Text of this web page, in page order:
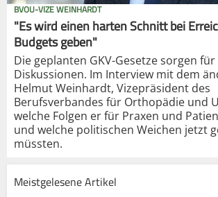
BVOU-VIZE WEINHARDT
"Es wird einen harten Schnitt bei
Budgets geben"
Die geplanten GKV-Gesetze sorgen
Diskussionen. Im Interview mit dem
Helmut Weinhardt, Vizepräsident des
Berufsverbandes für Orthopädie und
welche Folgen er für Praxen und
und welche politischen Weichen jetzt
müssten.
Meistgelesene Artikel